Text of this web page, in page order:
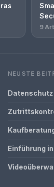
9
NEUSTE
Datenschutz
Einführung